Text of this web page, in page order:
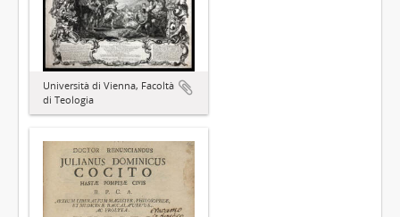
Università di Vienna, Facoltà
di Teologia